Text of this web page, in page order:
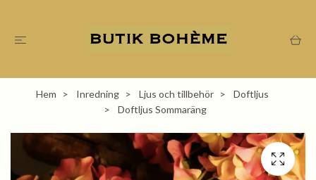
Hem Inredning Ljus och tillbehör
Doftljus
Doftljus Sommaräng